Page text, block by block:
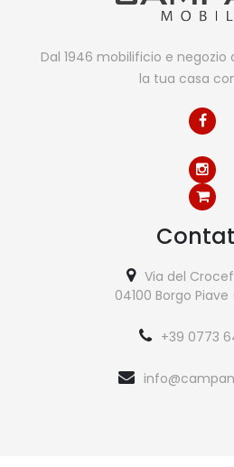
Dal 1946 mobilificio e negozio
la tua casa
Via del
04100 Borgo
+39 0773